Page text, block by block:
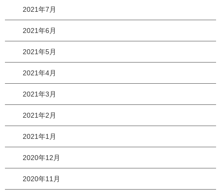
2021年7月
2021年6月
2021年5月
2021年4月
2021年3月
2021年2月
2021年1月
2020年12月
2020年11月